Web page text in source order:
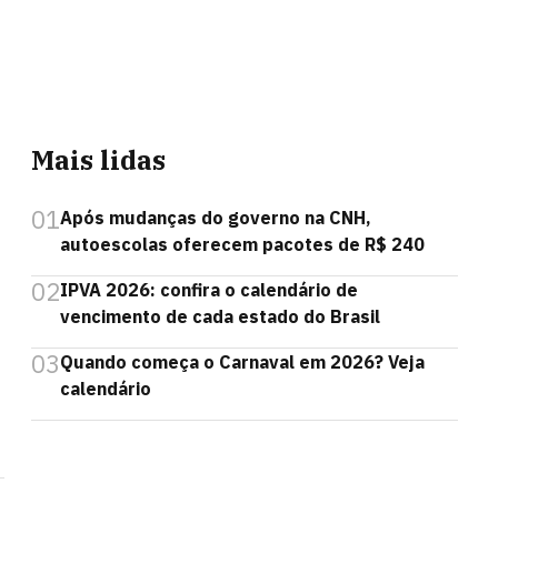
Mais lidas
01Após mudanças do governo na CNH,
autoescolas oferecem pacotes de R$ 240
02IPVA 2026: confira o calendário de
vencimento de cada estado do Brasil
03Quando começa o Carnaval em 2026? Veja
calendário